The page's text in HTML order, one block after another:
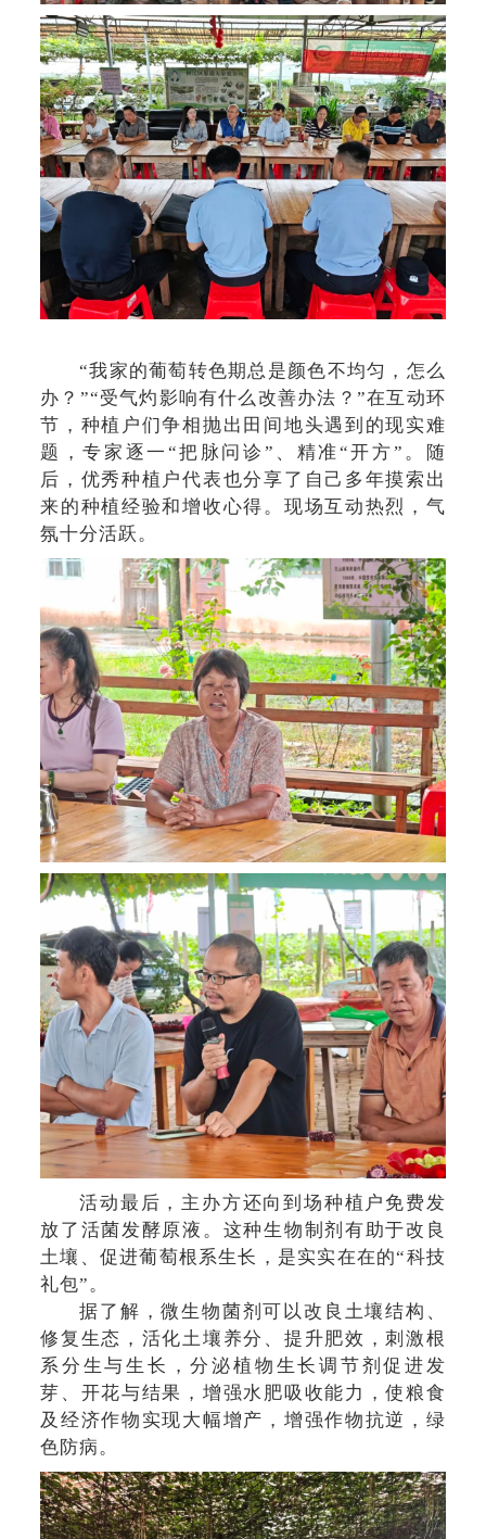
“我家的葡萄转色期总是颜色不均匀，怎么
办？”“受气灼影响有什么改善办法？”在互动环
节，种植户们争相抛出田间地头遇到的现实难
题，专家逐一“把脉问诊”、精准“开方”。随
后，优秀种植户代表也分享了自己多年摸索出
来的种植经验和增收心得。现场互动热烈，气
氛十分活跃。
活动最后，主办方还向到场种植户免费发
放了活菌发酵原液。这种生物制剂有助于改良
土壤、促进葡萄根系生长，是实实在在的“科技
礼包”。
据了解，微生物菌剂可以改良土壤结构、
修复生态，活化土壤养分、提升肥效，刺激根
系分生与生长，分泌植物生长调节剂促进发
芽、开花与结果，增强水肥吸收能力，使粮食
及经济作物实现大幅增产，增强作物抗逆，绿
色防病。